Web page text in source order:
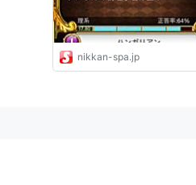
nikkan-spa.jp